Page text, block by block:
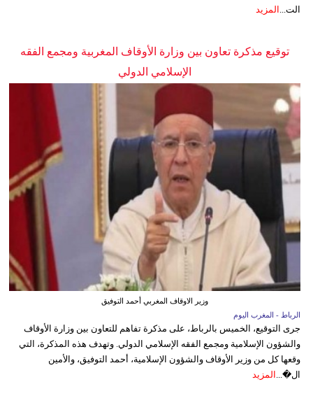
الت... المزيد
توقيع مذكرة تعاون بين وزارة الأوقاف المغربية ومجمع الفقه
الإسلامي الدولي
وزير الاوقاف المغربي أحمد التوفيق
الرباط - المغرب اليوم
جرى التوقيع، الخميس بالرباط، على مذكرة تفاهم للتعاون بين وزارة الأوقاف
والشؤون الإسلامية ومجمع الفقه الإسلامي الدولي. وتهدف هذه المذكرة، التي
وقعها كل من وزير الأوقاف والشؤون الإسلامية، أحمد التوفيق، والأمين
ال�... المزيد